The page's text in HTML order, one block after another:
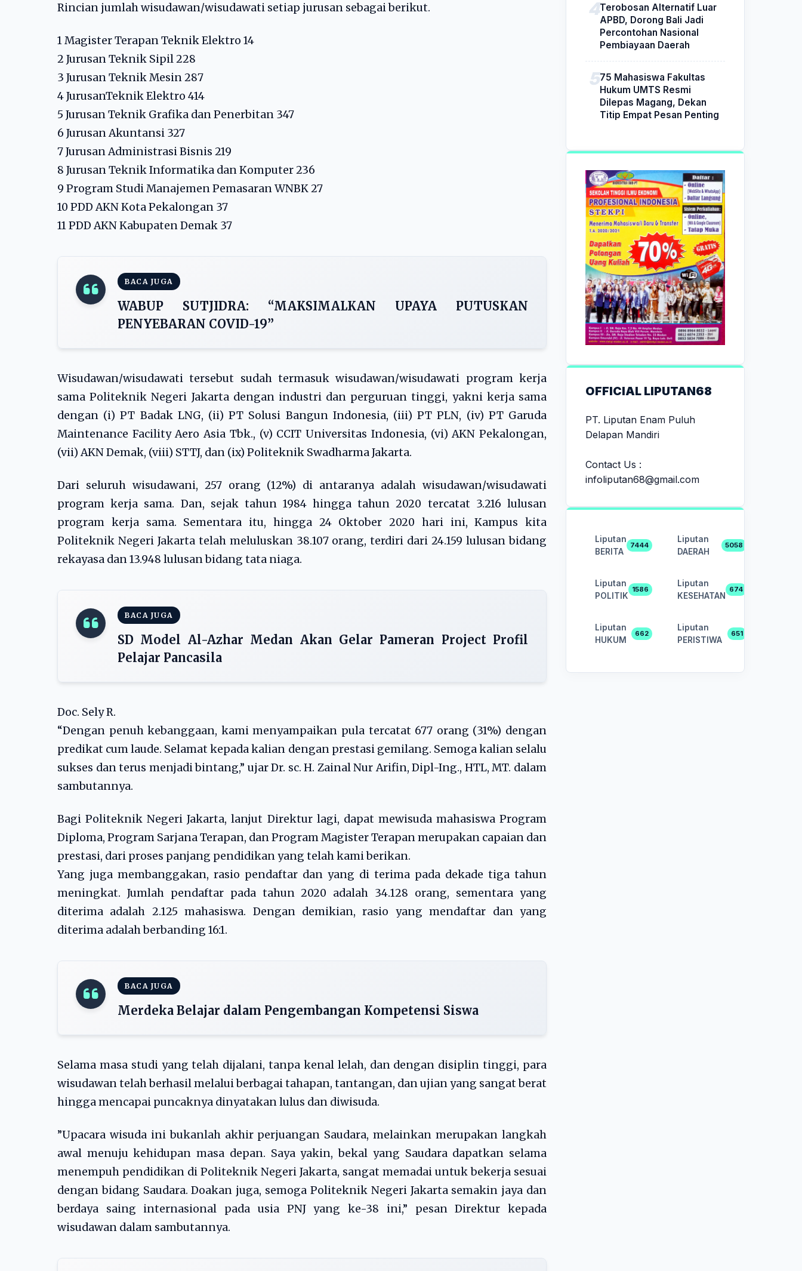
Rincian jumlah wisudawan/wisudawati setiap jurusan sebagai berikut.
1 Magister Terapan Teknik Elektro 14
2 Jurusan Teknik Sipil 228
3 Jurusan Teknik Mesin 287
4 JurusanTeknik Elektro 414
5 Jurusan Teknik Grafika dan Penerbitan 347
6 Jurusan Akuntansi 327
7 Jurusan Administrasi Bisnis 219
8 Jurusan Teknik Informatika dan Komputer 236
9 Program Studi Manajemen Pemasaran WNBK 27
10 PDD AKN Kota Pekalongan 37
11 PDD AKN Kabupaten Demak 37
BACA JUGA
WABUP SUTJIDRA: “MAKSIMALKAN UPAYA PUTUSKAN
PENYEBARAN COVID-19”
Wisudawan/wisudawati tersebut sudah termasuk wisudawan/wisudawati program kerja
sama Politeknik Negeri Jakarta dengan industri dan perguruan tinggi, yakni kerja sama
dengan (i) PT Badak LNG, (ii) PT Solusi Bangun Indonesia, (iii) PT PLN, (iv) PT Garuda
Maintenance Facility Aero Asia Tbk., (v) CCIT Universitas Indonesia, (vi) AKN Pekalongan,
(vii) AKN Demak, (viii) STTJ, dan (ix) Politeknik Swadharma Jakarta.
Dari seluruh wisudawani, 257 orang (12%) di antaranya adalah wisudawan/wisudawati
program kerja sama. Dan, sejak tahun 1984 hingga tahun 2020 tercatat 3.216 lulusan
program kerja sama. Sementara itu, hingga 24 Oktober 2020 hari ini, Kampus kita
Politeknik Negeri Jakarta telah meluluskan 38.107 orang, terdiri dari 24.159 lulusan bidang
rekayasa dan 13.948 lulusan bidang tata niaga.
BACA JUGA
SD Model Al-Azhar Medan Akan Gelar Pameran Project Profil
Pelajar Pancasila
Doc. Sely R.
“Dengan penuh kebanggaan, kami menyampaikan pula tercatat 677 orang (31%) dengan
predikat cum laude. Selamat kepada kalian dengan prestasi gemilang. Semoga kalian selalu
sukses dan terus menjadi bintang,” ujar Dr. sc. H. Zainal Nur Arifin, Dipl-Ing., HTL, MT. dalam
sambutannya.
Bagi Politeknik Negeri Jakarta, lanjut Direktur lagi, dapat mewisuda mahasiswa Program
Diploma, Program Sarjana Terapan, dan Program Magister Terapan merupakan capaian dan
prestasi, dari proses panjang pendidikan yang telah kami berikan.
Yang juga membanggakan, rasio pendaftar dan yang di terima pada dekade tiga tahun
meningkat. Jumlah pendaftar pada tahun 2020 adalah 34.128 orang, sementara yang
diterima adalah 2.125 mahasiswa. Dengan demikian, rasio yang mendaftar dan yang
diterima adalah berbanding 16:1.
BACA JUGA
Merdeka Belajar dalam Pengembangan Kompetensi Siswa
Selama masa studi yang telah dijalani, tanpa kenal lelah, dan dengan disiplin tinggi, para
wisudawan telah berhasil melalui berbagai tahapan, tantangan, dan ujian yang sangat berat
hingga mencapai puncaknya dinyatakan lulus dan diwisuda.
”Upacara wisuda ini bukanlah akhir perjuangan Saudara, melainkan merupakan langkah
awal menuju kehidupan masa depan. Saya yakin, bekal yang Saudara dapatkan selama
menempuh pendidikan di Politeknik Negeri Jakarta, sangat memadai untuk bekerja sesuai
dengan bidang Saudara. Doakan juga, semoga Politeknik Negeri Jakarta semakin jaya dan
berdaya saing internasional pada usia PNJ yang ke-38 ini,” pesan Direktur kepada
wisudawan dalam sambutannya.
Terobosan Alternatif Luar
APBD, Dorong Bali Jadi
Percontohan Nasional
Pembiayaan Daerah
75 Mahasiswa Fakultas
Hukum UMTS Resmi
Dilepas Magang, Dekan
Titip Empat Pesan Penting
OFFICIAL LIPUTAN68
PT. Liputan Enam Puluh
Delapan Mandiri
Contact Us :
infoliputan68@gmail.com
Liputan
BERITA
7444
Liputan
DAERAH
5058
Liputan
POLITIK
1586
Liputan
KESEHATAN
674
Liputan
HUKUM
662
Liputan
PERISTIWA
651